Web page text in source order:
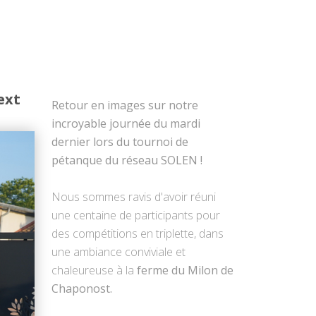
Retour en images sur notre
incroyable journée du mardi
dernier lors du tournoi de
pétanque du réseau SOLEN !
Nous sommes ravis d'avoir réuni
une centaine de participants pour
des compétitions en triplette, dans
une ambiance conviviale et
chaleureuse à la ferme du Milon de
Chaponost.